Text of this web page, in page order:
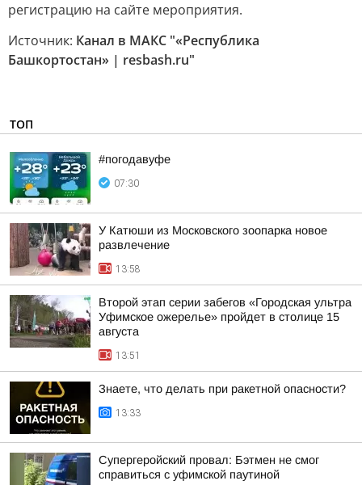
регистрацию на сайте мероприятия.
Источник: Канал в МАКС "«Республика
Башкортостан» | resbash.ru"
ТОП
#погодавуфе
07:30
У Катюши из Московского зоопарка новое
развлечение
13:58
Второй этап серии забегов «Городская ультра
Уфимское ожерелье» пройдет в столице 15
августа
13:51
Знаете, что делать при ракетной опасности?
13:33
Супергеройский провал: Бэтмен не смог
справиться с уфимской паутиной